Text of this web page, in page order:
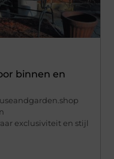
binnen en
exclusiviteit en stijl